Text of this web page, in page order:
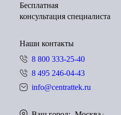
Бесплатная
консультация специалиста
Наши контакты
8 800 333-25-40
8 495 246-04-43
info@centrattek.ru